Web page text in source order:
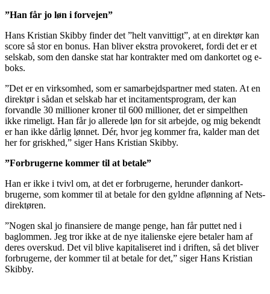
”Han får jo løn i forvejen”
Hans Kristian Skibby finder det ”helt vanvittigt”, at en direktør kan
score så stor en bonus. Han bliver ekstra provokeret, fordi det er et
selskab, som den danske stat har kontrakter med om dankortet og e-
boks.
”Det er en virksomhed, som er samarbejdspartner med staten. At en
direktør i sådan et selskab har et incitamentsprogram, der kan
forvandle 30 millioner kroner til 600 millioner, det er simpelthen
ikke rimeligt. Han får jo allerede løn for sit arbejde, og mig bekendt
er han ikke dårlig lønnet. Dér, hvor jeg kommer fra, kalder man det
her for griskhed,” siger Hans Kristian Skibby.
”Forbrugerne kommer til at betale”
Han er ikke i tvivl om, at det er forbrugerne, herunder dankort-
brugerne, som kommer til at betale for den gyldne aflønning af Nets-
direktøren.
”Nogen skal jo finansiere de mange penge, han får puttet ned i
baglommen. Jeg tror ikke at de nye italienske ejere betaler ham af
deres overskud. Det vil blive kapitaliseret ind i driften, så det bliver
forbrugerne, der kommer til at betale for det,” siger Hans Kristian
Skibby.